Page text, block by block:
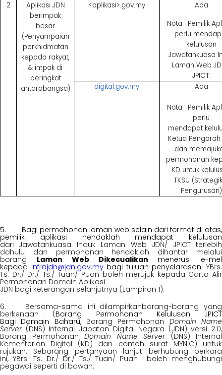
2
Aplikasi JDN
berimpak
besar
(Penyampaian
perkhidmatan
kepada rakyat,
& impak di
peringkat
antarabangsa)
<aplikasi>.gov.my
Ada
Nota : Pemilik
perlu
kelulusan
Jawatankuasa
Laman Web
JPICT.
digital.gov.my
Ada
Nota : Pemilik
perlu
mendapat
Ketua Pengarah
dan
permohonan
KD untuk
TKSU
Pengurusan)
5. Bagi permohonan laman web selain dari format di atas,
pemilik aplikasi hendaklah mendapat kelulusan
dari Jawatankuasa Induk Laman Web JDN/ JPICT terlebih
dahulu dan permohonan hendaklah dihantar melalui
borang Laman Web Dikecualikan menerusi e-mel
kepada infrajdn@jdn.gov.mybagi tujuan penyelarasan. YBrs.
Ts. Dr./ Dr./ Ts./ Tuan/ Puan boleh merujuk kepada Carta Alir
Permohonan Domain Aplikasi
JDN bagi keterangan selanjutnya (Lampiran 1).
6. Bersama-sama ini dilampirkanborang-borang yang
berkenaan (Borang Permohonan Kelulusan JPICT
Bagi Domain Baharu, Borang Permohonan Domain Name
Server(DNS) Internal Jabatan Digital Negara (JDN) versi 2.0,
Borang Permohonan Domain Name Server(DNS) Internal
Kementerian Digital (KD) dan contoh surat MYNIC) untuk
rujukan. Sebarang pertanyaan lanjut berhubung perkara
ini, YBrs. Ts. Dr./ Dr./ Ts./ Tuan/ Puan boleh menghubungi
pegawai seperti di bawah: